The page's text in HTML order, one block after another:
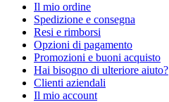
Il mio ordine
Spedizione e consegna
Resi e rimborsi
Opzioni di pagamento
Promozioni e buoni acquisto
Hai bisogno di ulteriore aiuto?
Clienti aziendali
Il mio account